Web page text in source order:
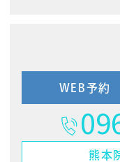
WEB予約
熊本